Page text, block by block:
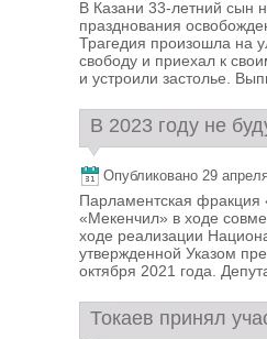
В Казани 33-летний сын
празднования
Трагедия произошла на
свободу и приехал к
и устроили застолье.
В 2023 году не
Опубликовано 29
Парламентская фракция
«Мекенчил» в ходе
ходе реализации
утвержденной Указом
октября 2021 года.
Токаев принял